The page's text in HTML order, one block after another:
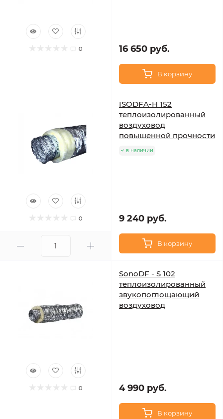
0 16 650 руб.
В корзину
0
ISODFA-H 152
теплоизолированный
воздуховод
повышенной прочности
в наличии
9 240 руб.
В корзину
0
SonoDF - S 102
теплоизолированный
звукопоглощающий
воздуховод
4 990 руб.
В корзину